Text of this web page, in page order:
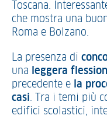
Toscana.
che mostra una
Roma e Bolzano.
La presenza di
una
leggera
precedente e la
casi. Tra i temi più
edifici scolastici,